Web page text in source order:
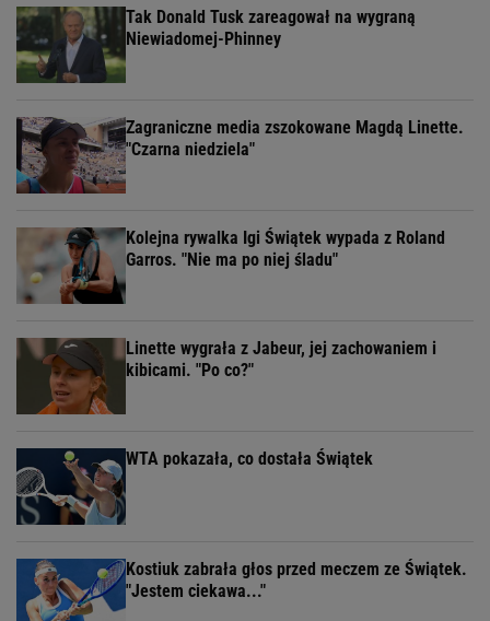
Tak Donald Tusk zareagował na wygraną
Niewiadomej-Phinney
Zagraniczne media zszokowane Magdą Linette.
"Czarna niedziela"
Kolejna rywalka Igi Świątek wypada z Roland
Garros. "Nie ma po niej śladu"
Linette wygrała z Jabeur, jej zachowaniem i
kibicami. "Po co?"
WTA pokazała, co dostała Świątek
Kostiuk zabrała głos przed meczem ze Świątek.
"Jestem ciekawa..."